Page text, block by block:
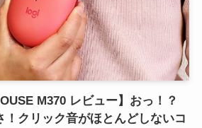
M370 レビュー】おっ！？
！クリック音がほとんどしないコ